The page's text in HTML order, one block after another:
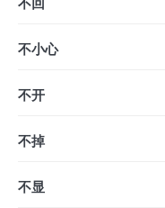
不小心
不开
不掉
不显